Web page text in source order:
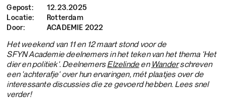
Gepost:
12.23.2025
Locatie:
Rotterdam
Door:
ACADEMIE 2022
Het weekend van 11 en 12 maart stond voor de
SFYN Academie deelnemers in het teken van het thema 'Het
dier en politiek'. DeelnemersElzelindeen Wanderschreven
een 'achterafje' over hun ervaringen, mét plaatjes over de
interessante discussies die ze gevoerd hebben. Lees snel
verder!